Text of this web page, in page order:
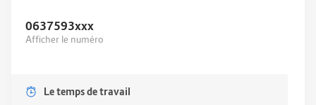
0637593xxx
Afficher le numéro
Le temps de travail